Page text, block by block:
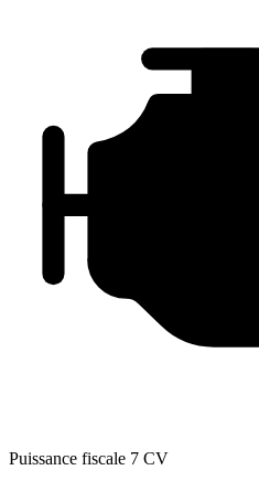
Puissance fiscale 7 CV